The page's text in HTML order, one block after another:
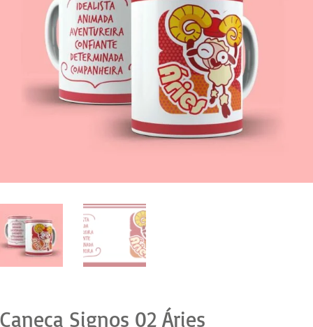
Caneca Signos 02 Áries